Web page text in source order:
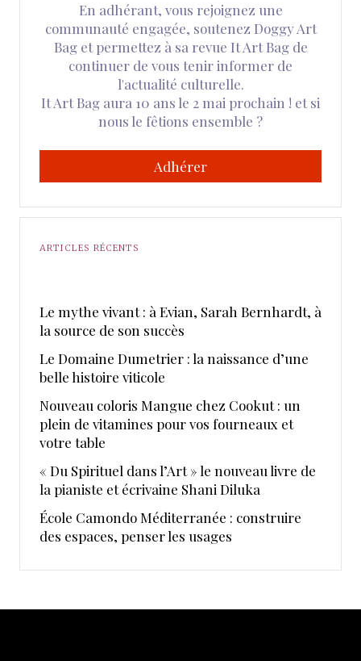
En adhérant, vous rejoignez une
communauté engagée, soutenez Doggy Art
Bag et permettez à sa revue It Art Bag de
continuer de vous tenir informer de
l'actualité culturelle.
It Art Bag aura 10 ans le 2 mai prochain ! et si
nous le fêtions ensemble ?
Adhérer
ARTICLES RÉCENTS
Le mythe vivant : à Evian, Sarah Bernhardt, à
la source de son succès
Le Domaine Dumetrier : la naissance d’une
belle histoire viticole
Nouveau coloris Mangue chez Cookut : un
plein de vitamines pour vos fourneaux et
votre table
« Du Spirituel dans l’Art » le nouveau livre de
la pianiste et écrivaine Shani Diluka
École Camondo Méditerranée : construire
des espaces, penser les usages